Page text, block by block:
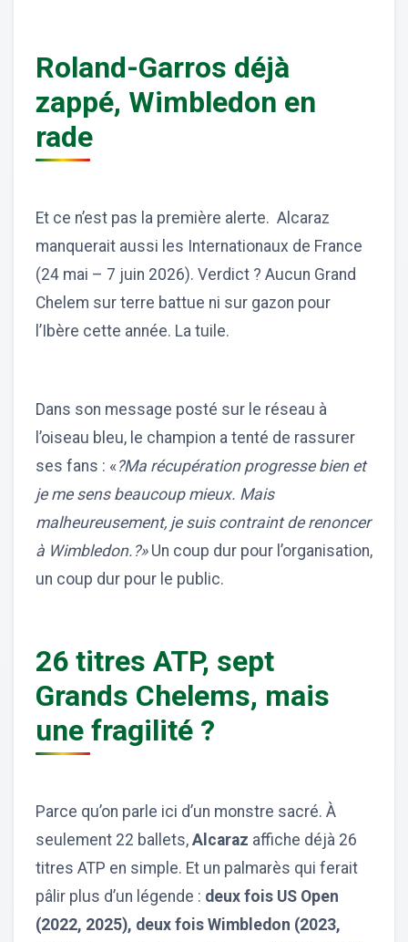
Roland-Garros déjà
zappé, Wimbledon en
rade
Et ce n’est pas la première alerte. Alcaraz
manquerait aussi les Internationaux de France
(24 mai – 7 juin 2026). Verdict ? Aucun Grand
Chelem sur terre battue ni sur gazon pour
l’Ibère cette année. La tuile.
Dans son message posté sur le réseau à
l’oiseau bleu, le champion a tenté de rassurer
ses fans : «?Ma récupération progresse bien et
je me sens beaucoup mieux. Mais
malheureusement, je suis contraint de renoncer
à Wimbledon.?»Un coup dur pour l’organisation,
un coup dur pour le public.
26 titres ATP, sept
Grands Chelems, mais
une fragilité ?
Parce qu’on parle ici d’un monstre sacré. À
seulement 22 ballets, Alcaraz affiche déjà 26
titres ATP en simple. Et un palmarès qui ferait
pâlir plus d’un légende : deux fois US Open
(2022, 2025), deux fois Wimbledon (2023,